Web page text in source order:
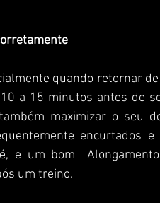
a 15 minutos antes de
maximizar o seu
encurtados
e um bom
um treino.